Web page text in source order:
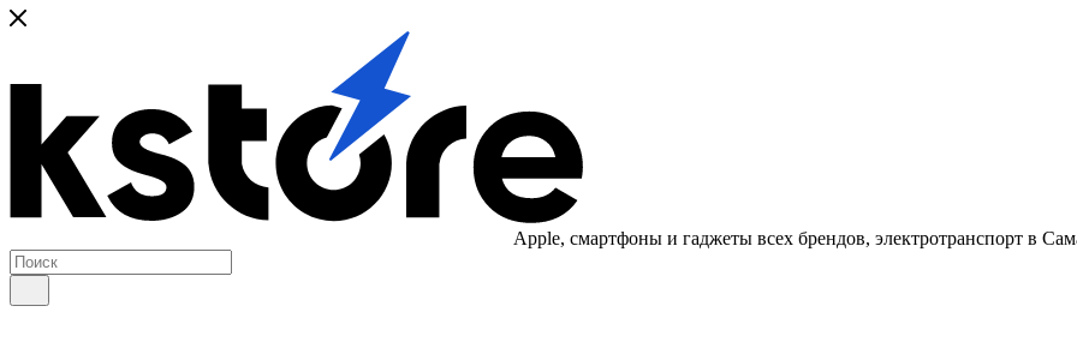
Apple, cмартфоны и гаджеты всех брендов, электротранспорт в